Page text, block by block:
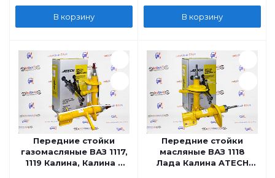
В корзину В корзину
Передние стойки
газомасляные ВАЗ 1117,
1119 Калина, Калина 2
Передние стойки
масляные ВАЗ 1118
Лада Калина ATECH